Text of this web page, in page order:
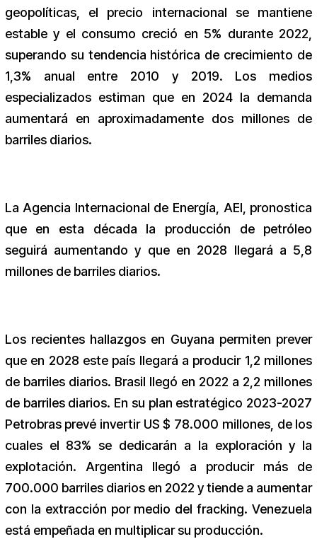
geopolíticas, el precio internacional se mantiene
estable y el consumo creció en 5% durante 2022,
superando su tendencia histórica de crecimiento de
1,3% anual entre 2010 y 2019. Los medios
especializados estiman que en 2024 la demanda
aumentará en aproximadamente dos millones de
barriles diarios.
La Agencia Internacional de Energía, AEI, pronostica
que en esta década la producción de petróleo
seguirá aumentando y que en 2028 llegará a 5,8
millones de barriles diarios.
Los recientes hallazgos en Guyana permiten prever
que en 2028 este país llegará a producir 1,2 millones
de barriles diarios. Brasil llegó en 2022 a 2,2 millones
de barriles diarios. En su plan estratégico 2023-2027
Petrobras prevé invertir US $ 78.000 millones, de los
cuales el 83% se dedicarán a la exploración y la
explotación. Argentina llegó a producir más de
700.000 barriles diarios en 2022 y tiende a aumentar
con la extracción por medio del fracking. Venezuela
está empeñada en multiplicar su producción.